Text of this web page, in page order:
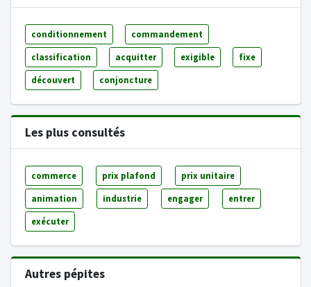
conditionnement commandement
classification acquitter exigible fixe
découvert conjoncture
Les plus consultés
commerce prix plafond prix unitaire
animation industrie engager entrer
exécuter
Autres pépites